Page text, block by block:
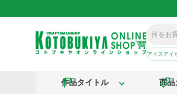
アイスアイ
作品タイトル 商品